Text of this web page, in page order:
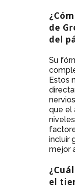
de
del
Su
Estos
que el
incluir
mejor
el